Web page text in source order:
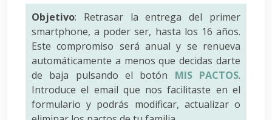
Objetivo: Retrasar la entrega del primer
smartphone, a poder ser, hasta los 16 años.
Este compromiso será anual y se renueva
automáticamente a menos que decidas darte
de baja pulsando el botón MIS PACTOS.
Introduce el email que nos facilitaste en el
formulario y podrás modificar, actualizar o